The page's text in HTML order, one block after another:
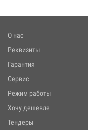
О нас
Реквизиты
Гарантия
Сервис
Режим работы
Хочу дешевле
Тендеры